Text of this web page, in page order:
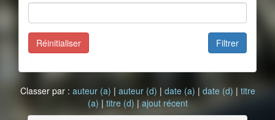
Filtrer
Réinitialiser
Classer par : auteur (a) | auteur (d) | date (a) | date (d) | titre
(a) | titre (d) |ajout récent